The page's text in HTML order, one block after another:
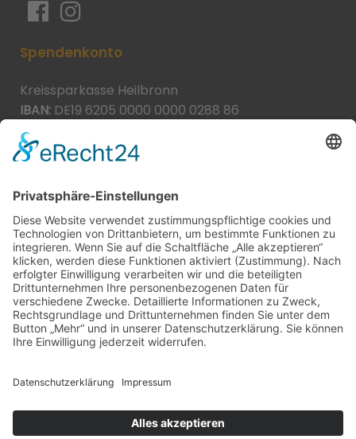
Spendenkonto
Kreissparkasse Heilbronn
IBAN: DE19 6205 0000 0000 0288 86
BIC:
Spende direkt via PayPal
JETZT SPENDEN
paypal@heilbronner-tierschutz.de
© 2021Systemhaus JOAM